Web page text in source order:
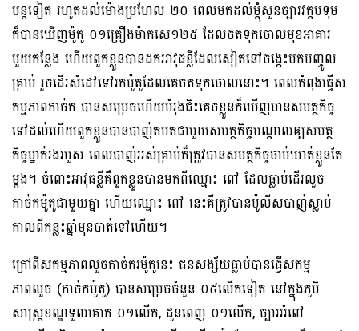
បន្តទៀត រហូតដល់ម៉ោងប្រហែល ២០ ពេលមកដល់ម្ដុំសួនច្បារវត្តបទុម
ក៏បានឃើញម៉ូតូ ០១គ្រឿងម៉ាកសេ១២៥ ដែលចតទុកចោលមុខអាគារ
មួយកន្លែង ហើយពួកខ្លួនបានដកអាវុធខ្លីដែលសៀតនៅចង្កេះមកបញ្ចូល
គ្រាប់ រួចដើរសំដៅទៅរកម៉ូតូដែលគេចតទុកចោលនោះ។ ពេលកំពុងធ្វើស
កម្មភាពកាច់ក បានសម្រេចហើយបំរុងជិះគេចខ្លួនក៏ឃើញមានសមត្ថកិច្ច
ទៅដល់ហើយពួកខ្លួនបានបាញ់តបតជាមួយសមត្ថកិច្ចបណ្តាលឲ្យសមត្ថ
កិច្ចម្នាក់រងរបួស ពេលបាញ់អស់គ្រាប់ក៏ត្រូវបានសមត្ថកិច្ចចាប់ឃាត់ខ្លួនតែ
ម្តង។ ចំពោះអាវុធខ្លីគឺពួកខ្លួនបានមកពីឈ្មោះ ពៅ ដែលធ្លាប់ដើរលួច
កាច់កម៉ូតូជាមួយគ្នា ហើយឈ្មោះ ពៅ នេះគឺត្រូវបានប៉ូលីសបាញ់ស្លាប់
កាលពីកន្លះឆ្នាំមុនបាត់ទៅហើយ។
ក្រៅពីសកម្មភាពលួចកាច់ករម៉ូតូនេះ ជនសង្ស័យធ្លាប់បានធ្វើសកម្ម
ភាពលួច (កាច់កម៉ូតូ) បានសម្រេចចំនួន ០៥លើកទៀត នៅក្នុងភូមិ
សាស្រ្តខណ្ឌទួលគោក ០១លើក, ដូនពេញ ០១លើក, ច្បារអំពៅ